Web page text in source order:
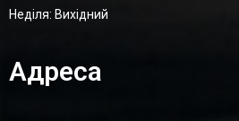
Неділя: Вихідний
Адреса